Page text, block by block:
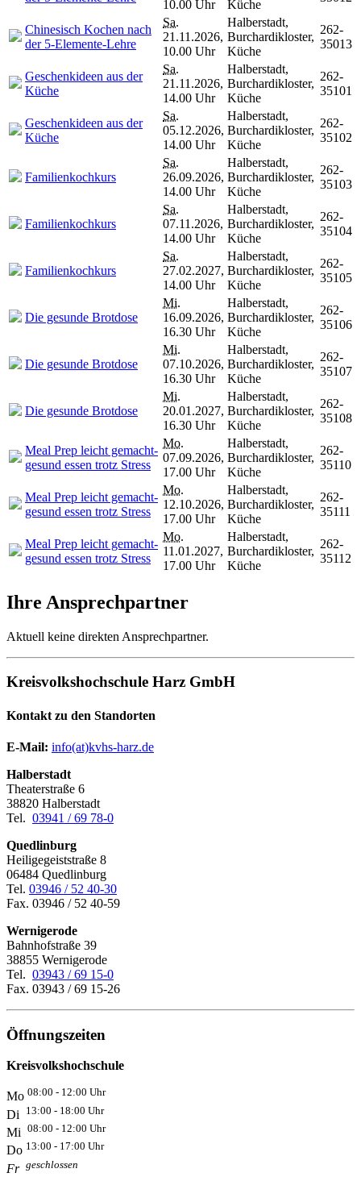
10.00 Uhr Küche
Chinesisch Kochen nach
der 5-Elemente-Lehre
Sa.
21.11.2026,
10.00 Uhr
Halberstadt,
Burchardikloster,
Küche
262-
35013
Geschenkideen aus der
Küche
Sa.
21.11.2026,
14.00 Uhr
Halberstadt,
Burchardikloster,
Küche
262-
35101
Geschenkideen aus der
Küche
Sa.
05.12.2026,
14.00 Uhr
Halberstadt,
Burchardikloster,
Küche
262-
35102
Familienkochkurs
Sa.
26.09.2026,
14.00 Uhr
Halberstadt,
Burchardikloster,
Küche
262-
35103
Familienkochkurs
Sa.
07.11.2026,
14.00 Uhr
Halberstadt,
Burchardikloster,
Küche
262-
35104
Familienkochkurs
Sa.
27.02.2027,
14.00 Uhr
Halberstadt,
Burchardikloster,
Küche
262-
35105
Die gesunde Brotdose
Mi.
16.09.2026,
16.30 Uhr
Halberstadt,
Burchardikloster,
Küche
262-
35106
Die gesunde Brotdose
Mi.
07.10.2026,
16.30 Uhr
Halberstadt,
Burchardikloster,
Küche
262-
35107
Die gesunde Brotdose
Mi.
20.01.2027,
16.30 Uhr
Halberstadt,
Burchardikloster,
Küche
262-
35108
Meal Prep leicht gemacht-
gesund essen trotz Stress
Mo.
07.09.2026,
17.00 Uhr
Halberstadt,
Burchardikloster,
Küche
262-
35110
Meal Prep leicht gemacht-
gesund essen trotz Stress
Mo.
12.10.2026,
17.00 Uhr
Halberstadt,
Burchardikloster,
Küche
262-
35111
Meal Prep leicht gemacht-
gesund essen trotz Stress
Mo.
11.01.2027,
17.00 Uhr
Halberstadt,
Burchardikloster,
Küche
262-
35112
Ihre Ansprechpartner
Aktuell keine direkten Ansprechpartner.
Kreisvolkshochschule Harz GmbH
Kontakt zu den Standorten
E-Mail: info(at)kvhs-harz.de
Halberstadt
Theaterstraße 6
38820 Halberstadt
Tel. 03941 / 69 78-0
Quedlinburg
Heiligegeiststraße 8
06484 Quedlinburg
Tel. 03946 / 52 40-30
Fax. 03946 / 52 40-59
Wernigerode
Bahnhofstraße 39
38855 Wernigerode
Tel. 03943 / 69 15-0
Fax. 03943 / 69 15-26
Öffnungszeiten
Kreisvolkshochschule
Mo 08:00 - 12:00 Uhr
Di 13:00 - 18:00 Uhr
Mi 08:00 - 12:00 Uhr
Do 13:00 - 17:00 Uhr
Fr geschlossen